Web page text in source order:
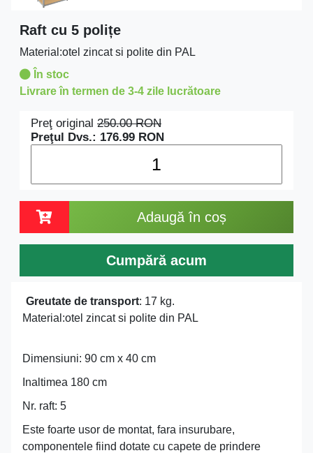
Raft cu 5 polițe
Material:otel zincat si polite din PAL
În stoc
Livrare în termen de 3-4 zile lucrătoare
Preţ original 250.00RON
Preţul Dvs.: 176.99 RON
Adaugă în coș
Cumpără acum
Greutate de transport: 17 kg.
Material:otel zincat si polite din PAL
Dimensiuni: 90 cm x 40 cm
Inaltimea 180 cm
Nr. raft: 5
Este foarte usor de montat, fara insurubare,
componentele fiind dotate cu capete de prindere